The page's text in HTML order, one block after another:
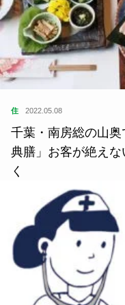
住 2022.05.08
千葉・南房総の山
典膳」お客が絶え
く